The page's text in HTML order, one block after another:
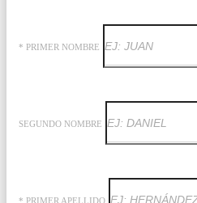
* PRIMER NOMBRE
SEGUNDO NOMBRE
* PRIMER APELLIDO